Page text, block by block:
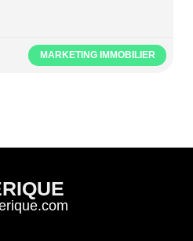
MARKETING IMMOBILIER